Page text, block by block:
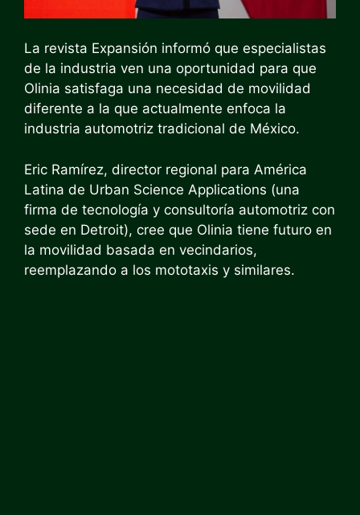
La revista Expansión informó que especialistas
de la industria ven una oportunidad para que
Olinia satisfaga una necesidad de movilidad
diferente a la que actualmente enfoca la
industria automotriz tradicional de México.
Eric Ramírez, director regional para América
Latina de Urban Science Applications (una
firma de tecnología y consultoría automotriz con
sede en Detroit), cree que Olinia tiene futuro en
la movilidad basada en vecindarios,
reemplazando a los mototaxis y similares.